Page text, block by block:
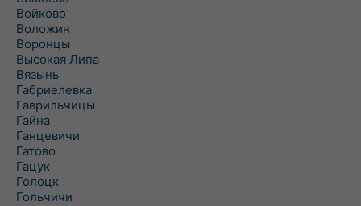
Войково
Воложин
Воронцы
Высокая Липа
Вязынь
Габриелевка
Гаврильчицы
Гайна
Ганцевичи
Гатово
Гацук
Голоцк
Гольчичи